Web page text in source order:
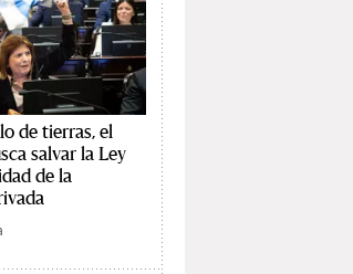
de tierras, el
salvar la Ley
de la